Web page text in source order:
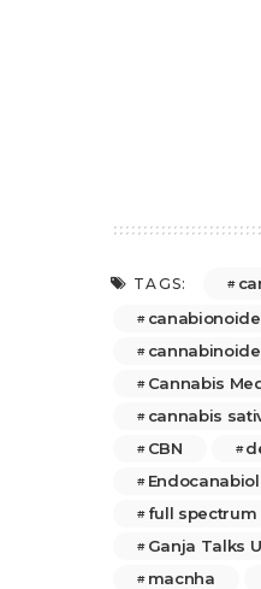
TAGS:
Cannabis
cannabis
CBN
full spectrum
Ganja Talks
macnha